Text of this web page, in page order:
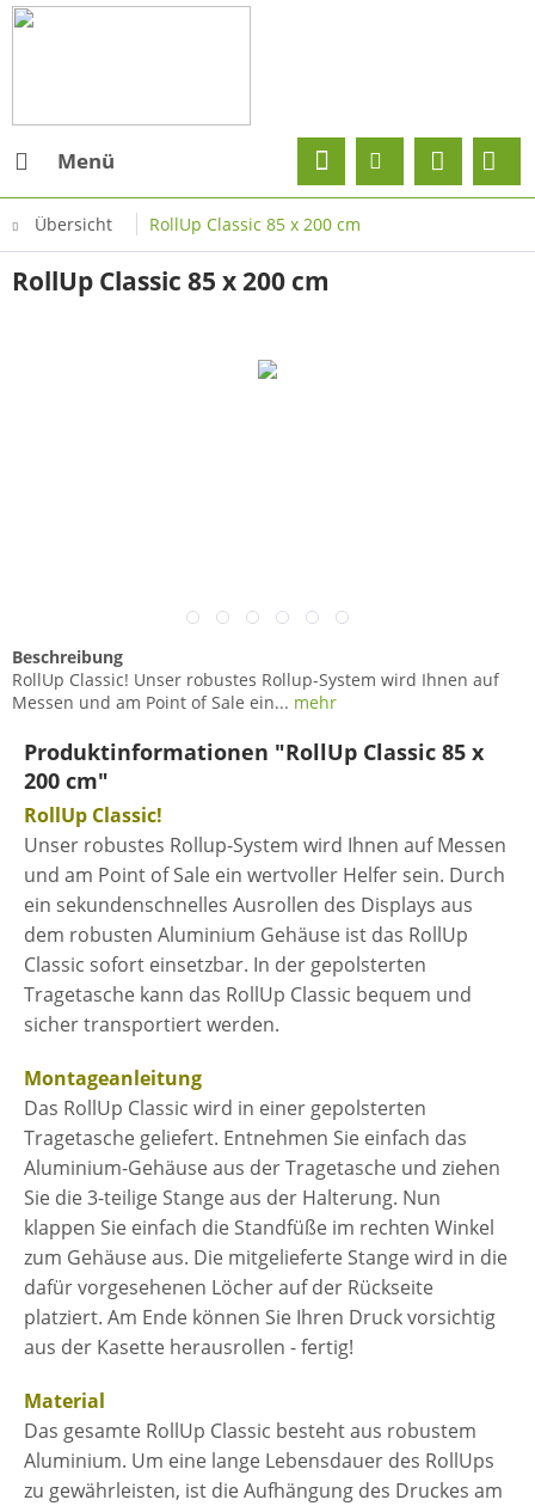
Menü
Übersicht RollUp Classic 85 x 200 cm
RollUp Classic 85 x 200 cm
Beschreibung
RollUp Classic! Unser robustes Rollup-System wird Ihnen auf
Messen und am Point of Sale ein... mehr
Produktinformationen "RollUp Classic 85 x
200 cm"
RollUp Classic!
Unser robustes Rollup-System wird Ihnen auf Messen
und am Point of Sale ein wertvoller Helfer sein. Durch
ein sekundenschnelles Ausrollen des Displays aus
dem robusten Aluminium Gehäuse ist das RollUp
Classic sofort einsetzbar. In der gepolsterten
Tragetasche kann das RollUp Classic bequem und
sicher transportiert werden.
Montageanleitung
Das RollUp Classic wird in einer gepolsterten
Tragetasche geliefert. Entnehmen Sie einfach das
Aluminium-Gehäuse aus der Tragetasche und ziehen
Sie die 3-teilige Stange aus der Halterung. Nun
klappen Sie einfach die Standfüße im rechten Winkel
zum Gehäuse aus. Die mitgelieferte Stange wird in die
dafür vorgesehenen Löcher auf der Rückseite
platziert. Am Ende können Sie Ihren Druck vorsichtig
aus der Kasette herausrollen - fertig!
Material
Das gesamte RollUp Classic besteht aus robustem
Aluminium. Um eine lange Lebensdauer des RollUps
zu gewährleisten, ist die Aufhängung des Druckes am